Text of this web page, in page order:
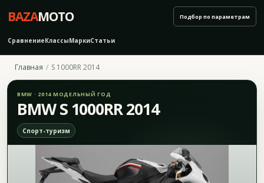
BAZAMOTO
СравнениеКлассыМаркиСтатьи
Подбор по параметрам
Главная S 1000RR 2014
BMW · 2014 МОДЕЛЬНЫЙ ГОД
BMW S 1000RR 2014
Спорт-туризм